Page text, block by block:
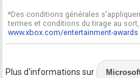
*Des conditions générales
termes et conditions du tirage au
www.xbox.com/entertainment-awards
Plus d'informations sur